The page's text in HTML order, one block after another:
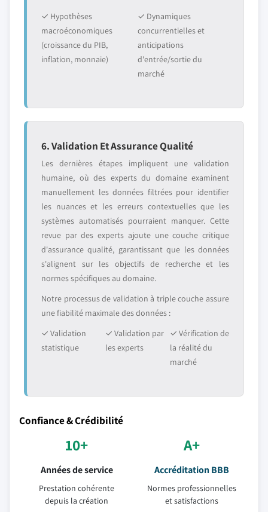
✓ Hypothèses
macroéconomiques
(croissance du PIB,
inflation, monnaie)
✓ Dynamiques
concurrentielles et
anticipations
d'entrée/sortie du
marché
6. Validation Et Assurance Qualité
Les dernières étapes impliquent une validation
humaine, où des experts du domaine examinent
manuellement les données filtrées pour identifier
les nuances et les erreurs contextuelles que les
systèmes automatisés pourraient manquer. Cette
revue par des experts ajoute une couche critique
d'assurance qualité, garantissant que les données
s'alignent sur les objectifs de recherche et les
normes spécifiques au domaine.
Notre processus de validation à triple couche assure
une fiabilité maximale des données :
✓ Validation
statistique
✓ Validation par
les experts
✓ Vérification de
la réalité du
marché
Confiance & Crédibilité
10+
Années de service
Prestation cohérente
depuis la création
A+
Accréditation BBB
Normes professionnelles
et satisfactions